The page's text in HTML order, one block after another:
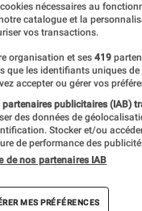
nécessaires au
catalogue et la
vos transactions.
organisation et ses 419
que les identifiants uniques
accepter ou gérer vos
partenaires publicitaires (IAB)
des données de
Stocker et/ou
de performance des
de nos partenaires IAB
MES PRÉFÉRENCES